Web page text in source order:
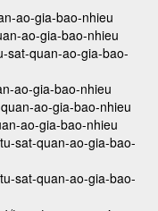
ao-gia-bao-nhieu
ao-gia-bao-nhieu
sat-quan-ao-gia-bao-
ao-gia-bao-nhieu
ao-gia-bao-nhieu
ao-gia-bao-nhieu
sat-quan-ao-gia-bao-
sat-quan-ao-gia-bao-